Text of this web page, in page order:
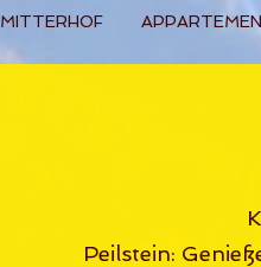
Peilstein:
MITTERHOF